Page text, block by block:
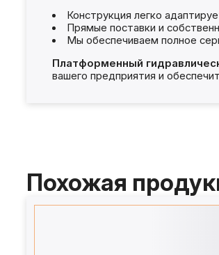
Конструкция легко
Прямые поставки и
Мы обеспечиваем полное
Платформенный
вашего предприятия и
Похожая